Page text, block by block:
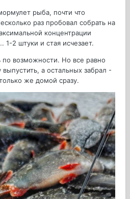
рыба, почти что
раз пробовал собрать на
концентрации
1-2 штуки и стая исчезает.
по возможности. Но все равно
а остальных забрал -
же домой сразу.